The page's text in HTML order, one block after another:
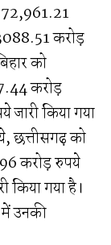
72,961.21
करोड़
को
करोड़
किया गया
छत्तीसगढ़ को
करोड़ रुपये
गया है।
में उनकी